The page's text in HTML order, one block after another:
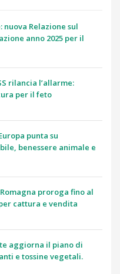
Relazione sul
anno 2025 per il
rilancia l’allarme:
per il feto
punta su
benessere animale e
proroga fino al
cattura e vendita
aggiorna il piano di
e tossine vegetali.